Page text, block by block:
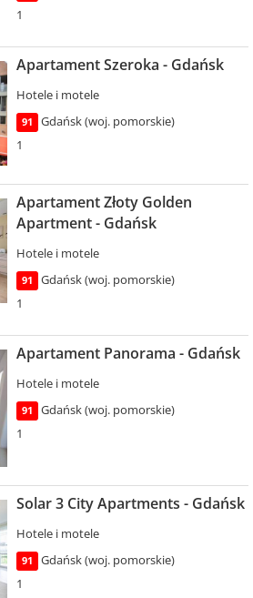
1
Apartament Szeroka - Gdańsk
Hotele i motele
91
Gdańsk (woj. pomorskie)
1
Apartament Złoty Golden
Apartment - Gdańsk
Hotele i motele
91
Gdańsk (woj. pomorskie)
1
Apartament Panorama - Gdańsk
Hotele i motele
91
Gdańsk (woj. pomorskie)
1
Solar 3 City Apartments - Gdańsk
Hotele i motele
91
Gdańsk (woj. pomorskie)
1